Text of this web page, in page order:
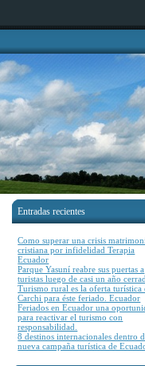
Entradas recientes
Como superar una crisis
cristiana por infidelidad Terapia
Ecuador
Parque Yasuní reabre sus puertas a
turistas luego de casi un año
Turismo rural es la oferta turística
Carchi para éste feriado. Ecuador
Feriados en Ecuador una
para reactivar el turismo con
responsabilidad.
8 destinos internacionales dentro
nueva campaña turística de